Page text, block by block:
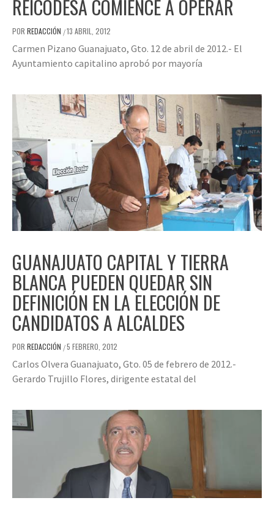
REICODESA COMIENCE A OPERAR
POR REDACCIÓN /13 ABRIL, 2012
Carmen Pizano Guanajuato, Gto. 12 de abril de 2012.- El
Ayuntamiento capitalino aprobó por mayoría
GUANAJUATO CAPITAL Y TIERRA
BLANCA PUEDEN QUEDAR SIN
DEFINICIÓN EN LA ELECCIÓN DE
CANDIDATOS A ALCALDES
POR REDACCIÓN /5 FEBRERO, 2012
Carlos Olvera Guanajuato, Gto. 05 de febrero de 2012.-
Gerardo Trujillo Flores, dirigente estatal del